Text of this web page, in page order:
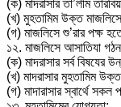
(ক) মাদরাসার তা’লীম
(খ) মুহতামিম উক্ত
(গ) মাজলিসে শু’রার পক্ষ
১২. মাজলিসে আসাতিযা
(ক) মাদরাসার সর্ব
(খ) মাদরাসার মুহতামিম
(গ) মাদারাসার স্বার্থে